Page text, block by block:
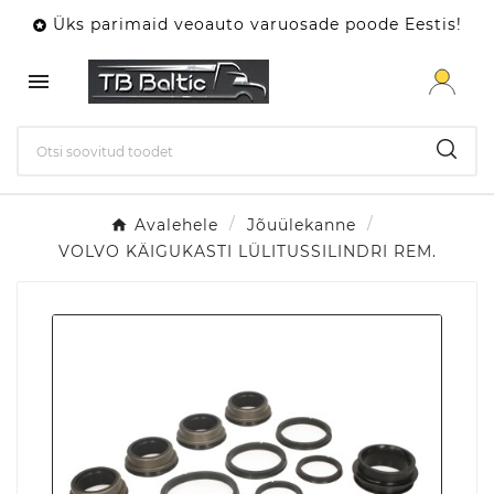
 Üks parimaid veoauto varuosade poode Eestis!

Avalehele
Jõuülekanne
VOLVO KÄIGUKASTI LÜLITUSSILINDRI REM.